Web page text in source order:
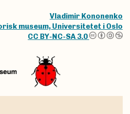
Vladimir Kononenko
museum, Universitetet i Oslo
CC BY-NC-SA 3.0